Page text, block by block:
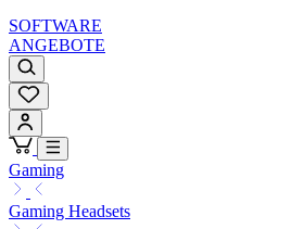
SOFTWARE
ANGEBOTE
Gaming
Gaming Headsets